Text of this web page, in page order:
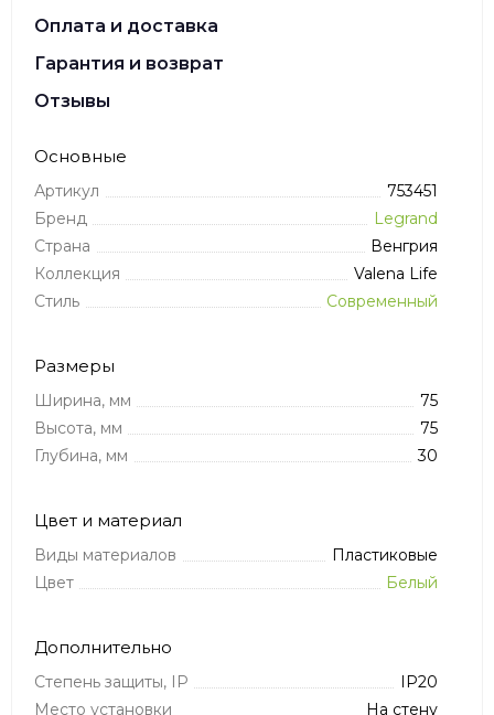
Оплата и доставка
Гарантия и возврат
Отзывы
Основные
Артикул
753451
Бренд
Legrand
Страна
Венгрия
Коллекция
Valena Life
Стиль
Современный
Размеры
Ширина, мм
75
Высота, мм
75
Глубина, мм
30
Цвет и материал
Виды материалов
Пластиковые
Цвет
Белый
Дополнительно
Степень защиты, IP
IP20
Место установки
На стену